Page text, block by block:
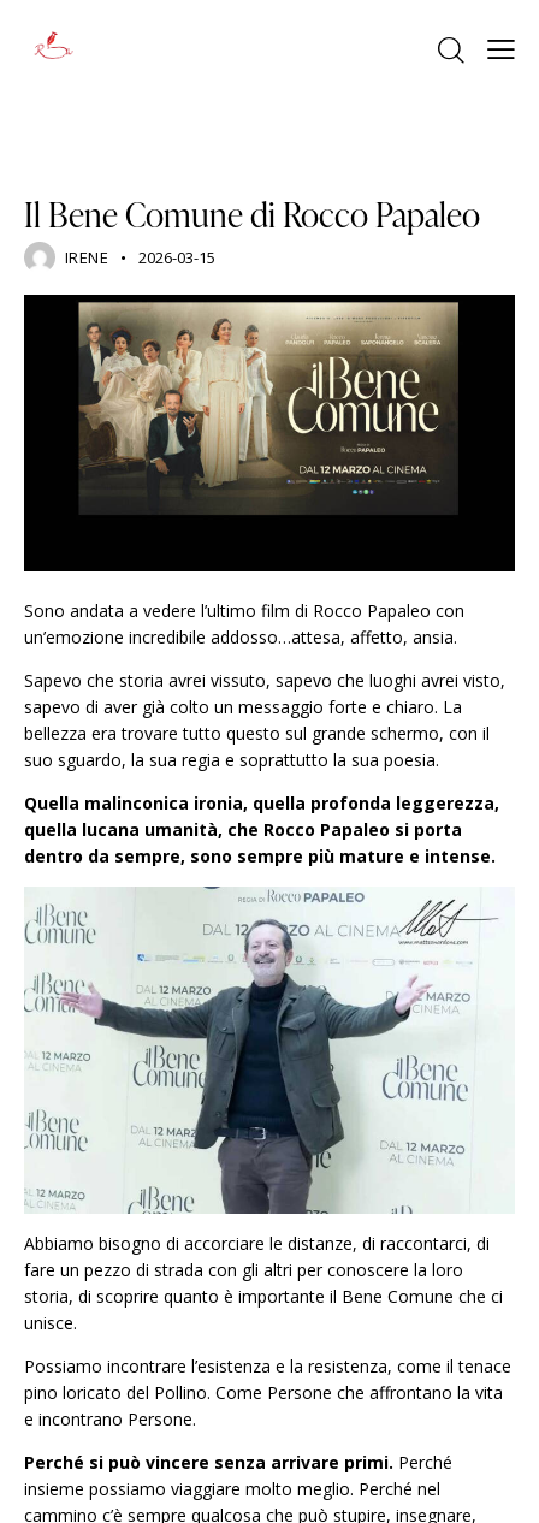
Il Bene Comune di Rocco Papaleo
IRENE 2026-03-15
Sono andata a vedere l’ultimo film di Rocco Papaleo con
un’emozione incredibile addosso…attesa, affetto, ansia.
Sapevo che storia avrei vissuto, sapevo che luoghi avrei visto,
sapevo di aver già colto un messaggio forte e chiaro. La
bellezza era trovare tutto questo sul grande schermo, con il
suo sguardo, la sua regia e soprattutto la sua poesia.
Quella malinconica ironia, quella profonda leggerezza,
quella lucana umanità, che Rocco Papaleo si porta
dentro da sempre, sono sempre più mature e intense.
Abbiamo bisogno di accorciare le distanze, di raccontarci, di
fare un pezzo di strada con gli altri per conoscere la loro
storia, di scoprire quanto è importante il Bene Comune che ci
unisce.
Possiamo incontrare l’esistenza e la resistenza, come il tenace
pino loricato del Pollino. Come Persone che affrontano la vita
e incontrano Persone.
Perché si può vincere senza arrivare primi. Perché
insieme possiamo viaggiare molto meglio. Perché nel
cammino c’è sempre qualcosa che può stupire, insegnare,